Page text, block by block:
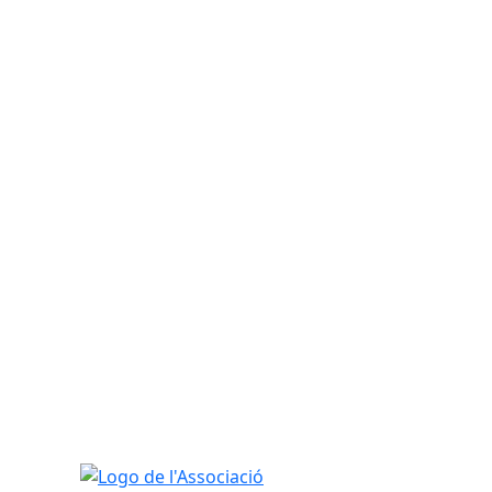
Logo de l'Associació d'Assistència Social Sant